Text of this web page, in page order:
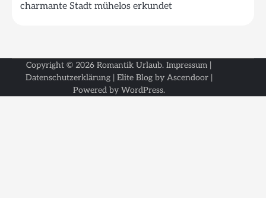
charmante Stadt mühelos erkundet
Copyright © 2026 Romantik Urlaub. Impressum |
Datenschutzerklärung| Elite Blog by Ascendoor|
Powered by WordPress.